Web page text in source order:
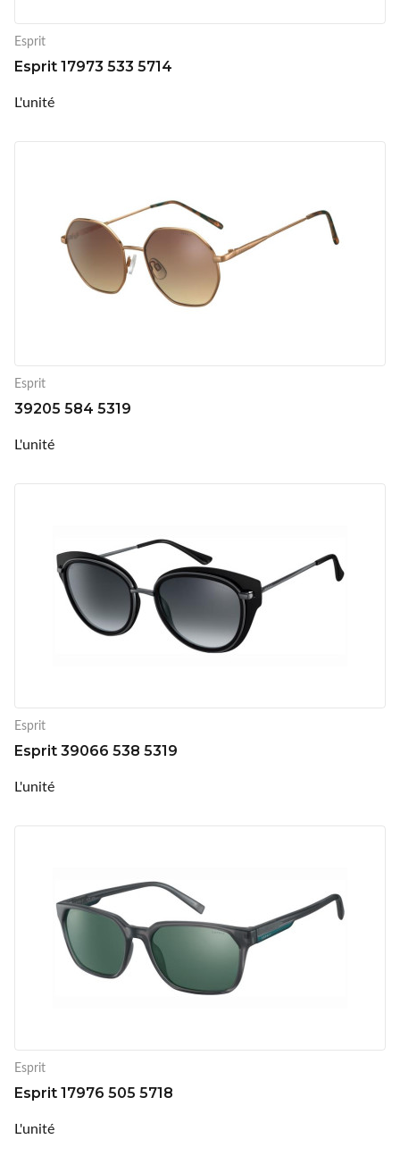
Esprit
Esprit 17973 533 5714
L'unité
Esprit
39205 584 5319
L'unité
Esprit
Esprit 39066 538 5319
L'unité
Esprit
Esprit 17976 505 5718
L'unité